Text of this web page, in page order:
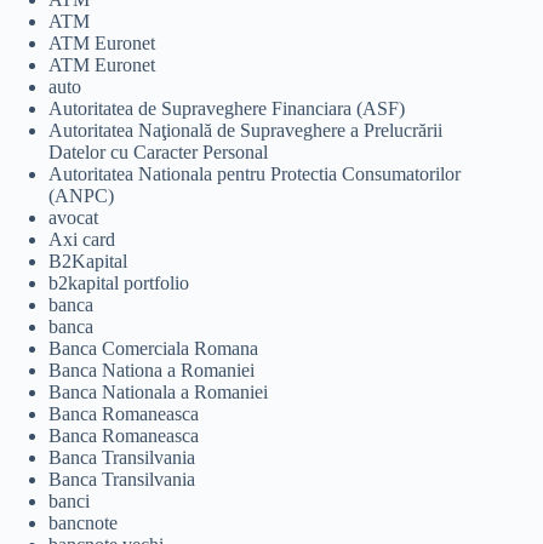
ATM
ATM Euronet
ATM Euronet
auto
Autoritatea de Supraveghere Financiara (ASF)
Autoritatea Naţională de Supraveghere a Prelucrării
Datelor cu Caracter Personal
Autoritatea Nationala pentru Protectia Consumatorilor
(ANPC)
avocat
Axi card
B2Kapital
b2kapital portfolio
banca
banca
Banca Comerciala Romana
Banca Nationa a Romaniei
Banca Nationala a Romaniei
Banca Romaneasca
Banca Romaneasca
Banca Transilvania
Banca Transilvania
banci
bancnote